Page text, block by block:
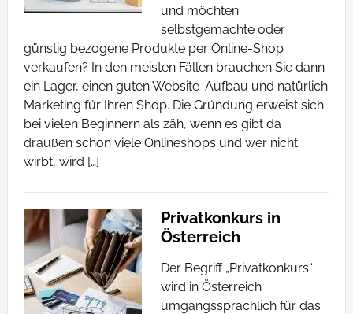
und möchten
selbstgemachte oder
günstig bezogene Produkte per Online-Shop
verkaufen? In den meisten Fällen brauchen Sie dann
ein Lager, einen guten Website-Aufbau und natürlich
Marketing für Ihren Shop. Die Gründung erweist sich
bei vielen Beginnern als zäh, wenn es gibt da
draußen schon viele Onlineshops und wer nicht
wirbt, wird […]
Privatkonkurs in
Österreich
Der Begriff „Privatkonkurs“
wird in Österreich
umgangssprachlich für das